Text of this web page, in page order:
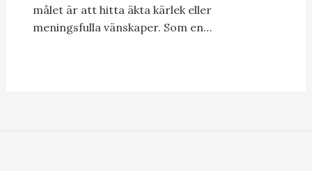
målet är att hitta äkta kärlek eller
meningsfulla vänskaper. Som en…